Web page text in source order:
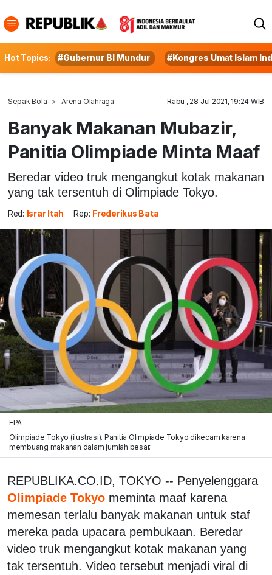
Hot Topics: #Gubernur BI Mundur #Kongres Umat Islam
Sepak Bola Arena Olahraga Rabu , 28 Jul 2021, 19:24 WIB
Banyak Makanan Mubazir,
Panitia Olimpiade Minta Maaf
Beredar video truk mengangkut kotak makanan
yang tak tersentuh di Olimpiade Tokyo.
Red: Israr Itah Rep: Frederikus Bata
EPA
Olimpiade Tokyo (ilustrasi). Panitia Olimpiade Tokyo dikecam karena
membuang makanan dalam jumlah besar.
REPUBLIKA.CO.ID, TOKYO -- Penyelenggara
Olimpiade Tokyo meminta maaf karena
memesan terlalu banyak makanan untuk staf
mereka pada upacara pembukaan. Beredar
video truk mengangkut kotak makanan yang
tak tersentuh. Video tersebut menjadi viral di